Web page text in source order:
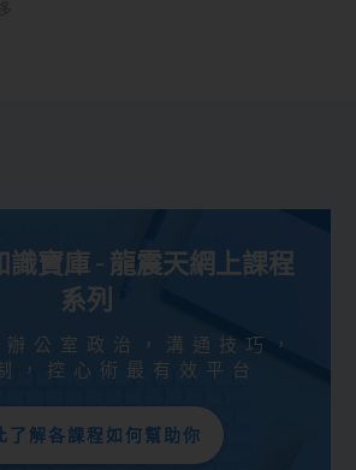
寶庫 - 龍震天網上課程
系列
公室政治，溝通技巧，
，控心術最有效平台
了解各課程如何幫助你